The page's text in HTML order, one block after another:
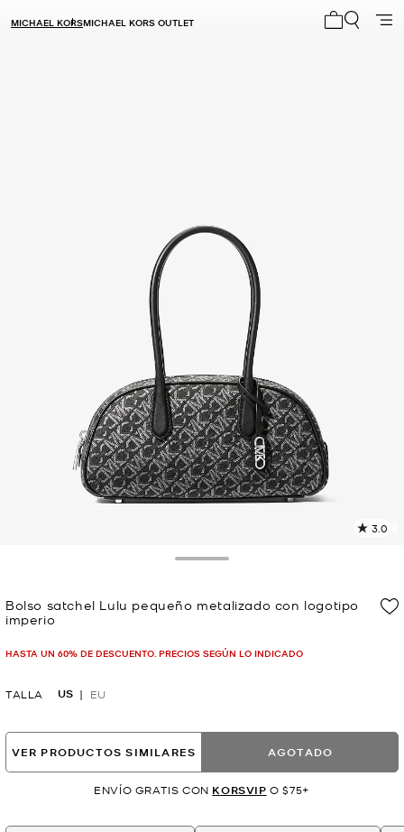
MICHAEL KORSMICHAEL KORS OUTLET
3.0
Bolso satchel Lulu pequeño metalizado con logotipo
imperio
HASTA UN 60% DE DESCUENTO. PRECIOS SEGÚN LO INDICADO
TALLA US EU
VER PRODUCTOS SIMILARES AGOTADO
ENVÍO GRATIS CON KORSVIP O $75+